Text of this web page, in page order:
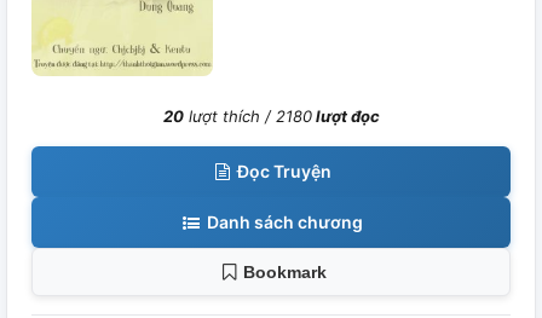
20lượt thích /2180lượt đọc
Đọc Truyện
Danh sách chương
Bookmark